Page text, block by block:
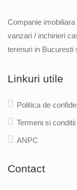
Companie
vanzari / inchirieri
terenuri in Bucuresti
Linkuri utile
Politica de
Termeni si conditii
ANPC
Contact